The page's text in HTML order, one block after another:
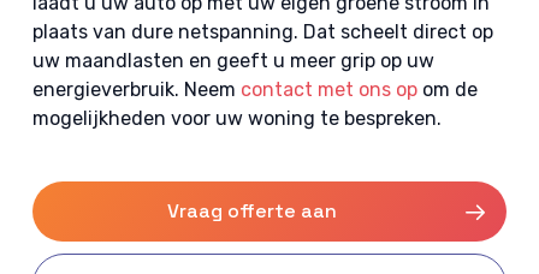
plaats van dure netspanning. Dat scheelt direct op
uw maandlasten en geeft u meer grip op uw
energieverbruik. Neem contact met ons opom de
mogelijkheden voor uw woning te bespreken.
Vraag offerte aan